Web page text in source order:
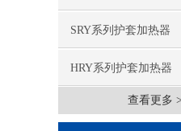
SRY系列护套加热器
HRY系列护套加热器
查看更多